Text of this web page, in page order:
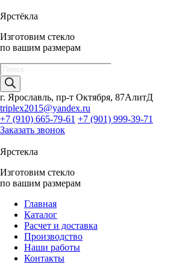
Ярстёкла
Изготовим стекло
по вашим размерам
Поиск
товаров
г. Ярославль, пр-т Октября, 87АлитД
triplex2015@yandex.ru
+7 (910) 665-79-61 +7 (901) 999-39-71
Заказать звонок
Ярстекла
Изготовим стекло
по вашим размерам
Главная
Каталог
Расчет и доставка
Производство
Наши работы
Контакты